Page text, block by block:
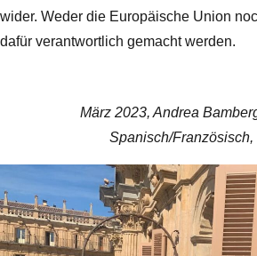
wider. Weder die Europäische Union
dafür verantwortlich gemacht werden.
März 2023, Andrea
Spanisch/